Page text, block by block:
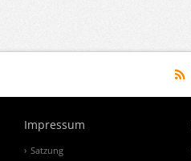
Impressum
Satzung